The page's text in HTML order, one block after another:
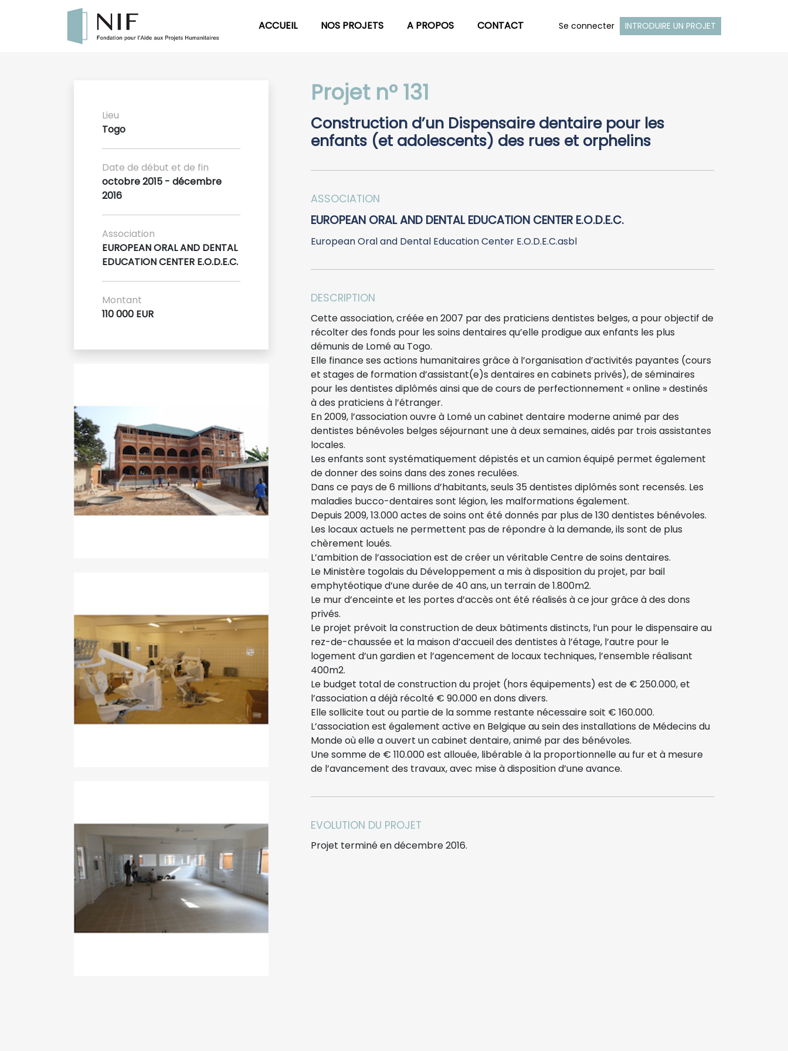
ACCUEIL NOS PROJETS A PROPOS CONTACT Se connecter INTRODUIRE UN PROJET
Lieu
Togo
Date de début et de fin
octobre 2015 - décembre
2016
Association
EUROPEAN ORAL AND DENTAL
EDUCATION CENTER E.O.D.E.C.
Montant
110 000 EUR
Projet n° 131
Construction d’un Dispensaire dentaire pour les
enfants (et adolescents) des rues et orphelins
ASSOCIATION
EUROPEAN ORAL AND DENTAL EDUCATION CENTER E.O.D.E.C.
European Oral and Dental Education Center E.O.D.E.C.asbl
DESCRIPTION
Cette association, créée en 2007 par des praticiens dentistes belges, a pour objectif de
récolter des fonds pour les soins dentaires qu’elle prodigue aux enfants les plus
démunis de Lomé au Togo.
Elle finance ses actions humanitaires grâce à l’organisation d’activités payantes (cours
et stages de formation d’assistant(e)s dentaires en cabinets privés), de séminaires
pour les dentistes diplômés ainsi que de cours de perfectionnement « online » destinés
à des praticiens à l’étranger.
En 2009, l’association ouvre à Lomé un cabinet dentaire moderne animé par des
dentistes bénévoles belges séjournant une à deux semaines, aidés par trois assistantes
locales.
Les enfants sont systématiquement dépistés et un camion équipé permet également
de donner des soins dans des zones reculées.
Dans ce pays de 6 millions d’habitants, seuls 35 dentistes diplômés sont recensés. Les
maladies bucco-dentaires sont légion, les malformations également.
Depuis 2009, 13.000 actes de soins ont été donnés par plus de 130 dentistes bénévoles.
Les locaux actuels ne permettent pas de répondre à la demande, ils sont de plus
chèrement loués.
L’ambition de l’association est de créer un véritable Centre de soins dentaires.
Le Ministère togolais du Développement a mis à disposition du projet, par bail
emphytéotique d’une durée de 40 ans, un terrain de 1.800m2.
Le mur d’enceinte et les portes d’accès ont été réalisés à ce jour grâce à des dons
privés.
Le projet prévoit la construction de deux bâtiments distincts, l’un pour le dispensaire au
rez-de-chaussée et la maison d’accueil des dentistes à l’étage, l’autre pour le
logement d’un gardien et l’agencement de locaux techniques, l’ensemble réalisant
400m2.
Le budget total de construction du projet (hors équipements) est de € 250.000, et
l’association a déjà récolté € 90.000 en dons divers.
Elle sollicite tout ou partie de la somme restante nécessaire soit € 160.000.
L’association est également active en Belgique au sein des installations de Médecins du
Monde où elle a ouvert un cabinet dentaire, animé par des bénévoles.
Une somme de € 110.000 est allouée, libérable à la proportionnelle au fur et à mesure
de l’avancement des travaux, avec mise à disposition d’une avance.
EVOLUTION DU PROJET
Projet terminé en décembre 2016.